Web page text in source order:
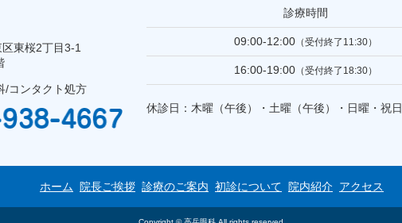
東桜2丁目3-1
/コンタクト処方
診療時間
09:00-12:00 （受付終了11:30）
16:00-19:00 （受付終了18:30）
休診日：木曜（午後）・土曜（午後）・日曜・祝日
ホーム 院長ご挨拶 診療のご案内 初診について 院内紹介 アクセス